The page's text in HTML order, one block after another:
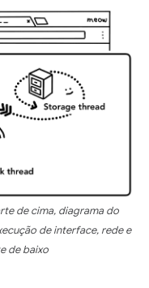
de cima, diagrama do
de interface, rede e
de baixo